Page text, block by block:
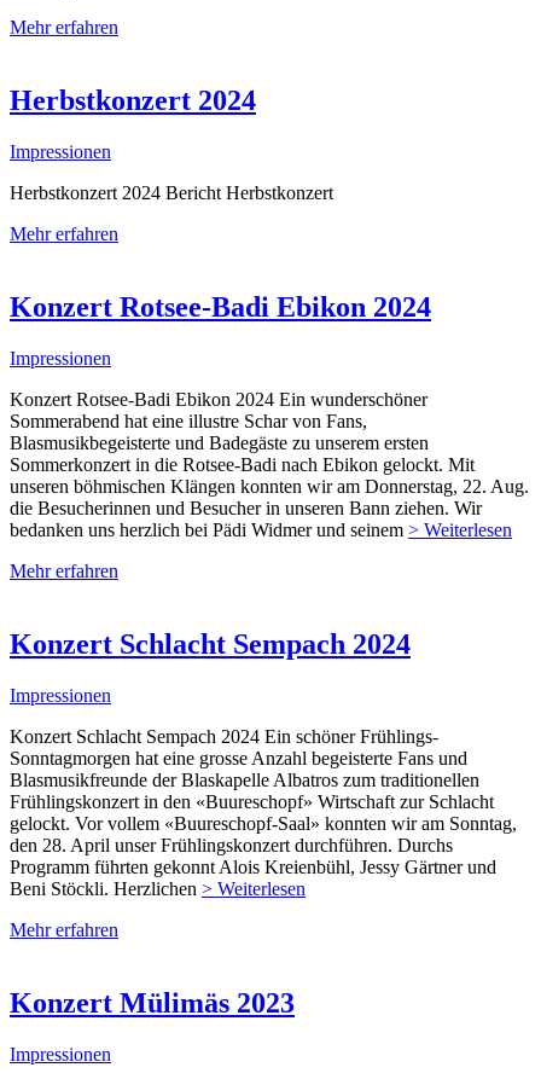
Mehr erfahren
Herbstkonzert 2024
Impressionen
Herbstkonzert 2024 Bericht Herbstkonzert
Mehr erfahren
Konzert Rotsee-Badi Ebikon 2024
Impressionen
Konzert Rotsee-Badi Ebikon 2024 Ein wunderschöner
Sommerabend hat eine illustre Schar von Fans,
Blasmusikbegeisterte und Badegäste zu unserem ersten
Sommerkonzert in die Rotsee-Badi nach Ebikon gelockt. Mit
unseren böhmischen Klängen konnten wir am Donnerstag, 22. Aug.
die Besucherinnen und Besucher in unseren Bann ziehen. Wir
bedanken uns herzlich bei Pädi Widmer und seinem > Weiterlesen
Mehr erfahren
Konzert Schlacht Sempach 2024
Impressionen
Konzert Schlacht Sempach 2024 Ein schöner Frühlings-
Sonntagmorgen hat eine grosse Anzahl begeisterte Fans und
Blasmusikfreunde der Blaskapelle Albatros zum traditionellen
Frühlingskonzert in den «Buureschopf» Wirtschaft zur Schlacht
gelockt. Vor vollem «Buureschopf-Saal» konnten wir am Sonntag,
den 28. April unser Frühlingskonzert durchführen. Durchs
Programm führten gekonnt Alois Kreienbühl, Jessy Gärtner und
Beni Stöckli. Herzlichen > Weiterlesen
Mehr erfahren
Konzert Mülimäs 2023
Impressionen